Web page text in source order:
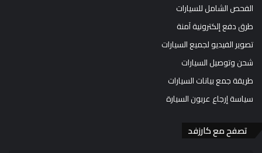
الفحص الشامل للسيارات
طرق دفع إلكترونية آمنة
تصوير الفيديو لجميع السيارات
شحن وتوصيل السيارات
طريقة جمع بيانات السيارات
سياسة إرجاع عربون السيارة
تصفح مع كارزفد